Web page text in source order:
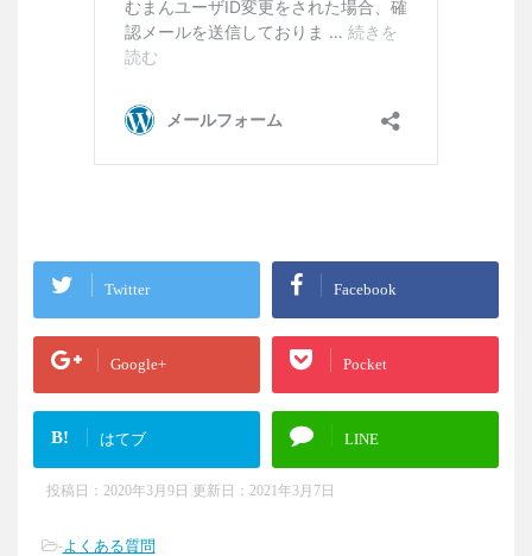
Twitter Facebook
Google+ Pocket
B! はてブ LINE
投稿日：2020年3月9日 更新日： 2021年3月7日
-よくある質問